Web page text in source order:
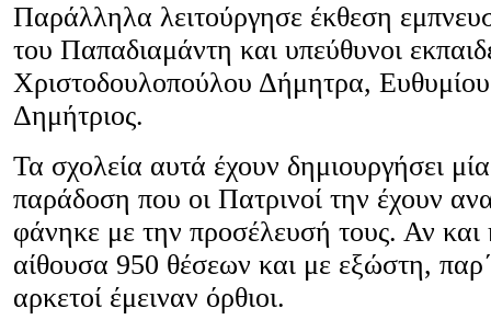
Παράλληλα λειτούργησε έκθεση
του Παπαδιαμάντη και υπεύθυνοι
Χριστοδουλοπούλου Δήμητρα,
Δημήτριος.
Τα σχολεία αυτά έχουν δημιουργήσει μία
παράδοση που οι Πατρινοί την έχουν
φάνηκε με την προσέλευσή τους. Αν και
αίθουσα 950 θέσεων και με εξώστη,
αρκετοί έμειναν όρθιοι.